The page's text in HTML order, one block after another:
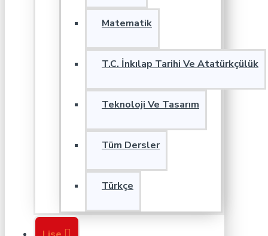
Matematik
T.C. İnkılap Tarihi Ve Atatürkçülük
Teknoloji Ve Tasarım
Tüm Dersler
Türkçe